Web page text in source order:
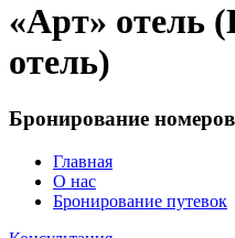
«Арт» отель
отель)
Бронирование
Главная
О нас
Бронирование путевок